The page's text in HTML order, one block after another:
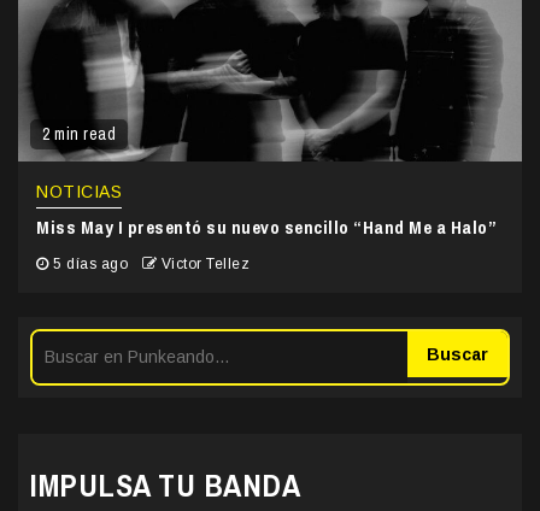
2 min read
NOTICIAS
Miss May I presentó su nuevo sencillo “Hand Me a Halo”
5 días ago Victor Tellez
Buscar
IMPULSA TU BANDA